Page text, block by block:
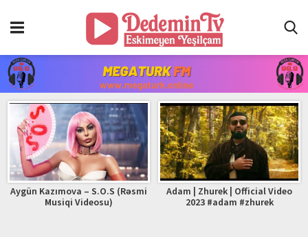
Aygün Kazımova – S.O.S (Rəsmi
Musiqi Videosu)
Adam | Zhurek | Official Video
2023 #adam #zhurek